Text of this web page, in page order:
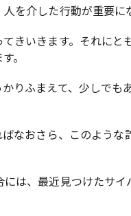
を介した行動が重要に
きいきます。それに
。
りふまえて、少しで
なおさら、このよう
は、最近見つけたサ